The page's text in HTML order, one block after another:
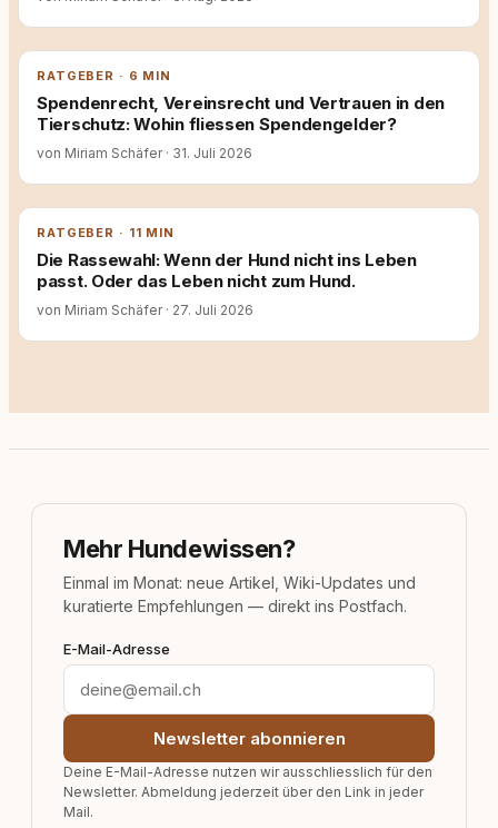
RATGEBER · 6 MIN
Spendenrecht, Vereinsrecht und Vertrauen in den
Tierschutz: Wohin fliessen Spendengelder?
von Miriam Schäfer · 31. Juli 2026
RATGEBER · 11 MIN
Die Rassewahl: Wenn der Hund nicht ins Leben
passt. Oder das Leben nicht zum Hund.
von Miriam Schäfer · 27. Juli 2026
Mehr Hundewissen?
Einmal im Monat: neue Artikel, Wiki-Updates und
kuratierte Empfehlungen — direkt ins Postfach.
E-Mail-Adresse
Newsletter abonnieren
Deine E-Mail-Adresse nutzen wir ausschliesslich für den
Newsletter. Abmeldung jederzeit über den Link in jeder
Mail.